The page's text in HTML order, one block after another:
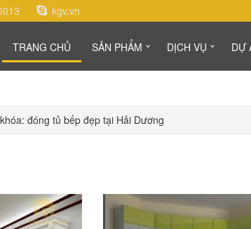
kgv.vn
TRANG CHỦ SẢN PHẨM DỊCH VỤ DỰ
đóng tủ bếp đẹp tại Hải Dương